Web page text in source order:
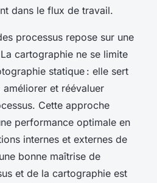
dans le flux de travail.
processus repose sur une
cartographie ne se limite
statique : elle sert
et réévaluer
Cette approche
performance optimale en
internes et externes de
bonne maîtrise de
et de la cartographie est